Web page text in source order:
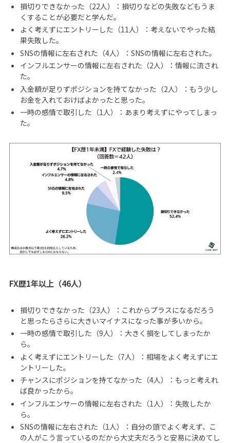
損切りできなかった（22人）：損切りなどの失敗などもうま
くすることが必要だと学んだ。
よく考えずにエントリーした（11人）：考えないでやった結
果失敗した。
SNSの情報に左右された（4人）：SNSの情報に左右された。
インフルエンサーの情報に左右された（2人）：情報に流され
た。
入金額が足りずポジションを持てなかった（2人）：もう少し
お金を入れておけばよかったと思った。
一時の感情で取引した（1人）：あまり考えずにやってしまっ
た。
FX歴1年以上（46人）
損切りできなかった（23人）：これからプラスになるだろう
と思ったらさらに大きいマイナスになった事が多いから。
一時の感情で取引した（9人）：大きく損をしてしまったか
ら。
よく考えずにエントリーした（7人）：相場をよく考えずにエ
ントリーした。
チャンスにポジションを持てなかった（4人）：もっと考えれ
ば良かったから。
インフルエンサーの情報に左右された（1人）：失敗したか
ら。
SNSの情報に左右された（1人）：自分の頭でよく考えず、こ
の人がこう言っているのだから大丈夫だろうと安易に決めてし